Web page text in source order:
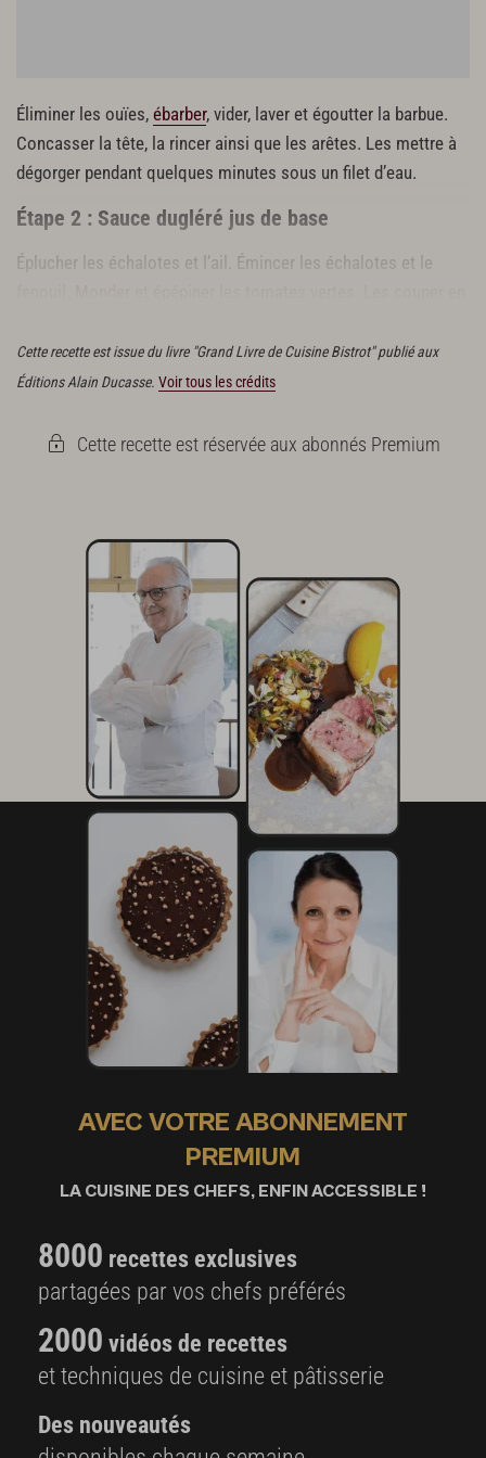
16 champignons boutons de guêtre
2 échalotes
20 pétales de tomate confite
16 pousses d’épinards
5 g de poivre mignonnette
Éliminer les ouïes, ébarber, vider, laver et égoutter la barbue.
Concasser la tête, la rincer ainsi que les arêtes. Les mettre à
dégorger pendant quelques minutes sous un filet d’eau.
Étape 2 : Sauce dugléré jus de base
Éplucher les échalotes et l’ail. Émincer les échalotes et le
Cette recette est issue du livre "Grand Livre de Cuisine Bistrot" publié aux
Éditions Alain Ducasse. Voir tous les crédits
Cette recette est réservée aux abonnés Premium
AVEC VOTRE ABONNEMENT
PREMIUM
LA CUISINE DES CHEFS, ENFIN ACCESSIBLE !
8000 recettes exclusives
partagées par vos chefs préférés
2000 vidéos de recettes
et techniques de cuisine et pâtisserie
Des nouveautés